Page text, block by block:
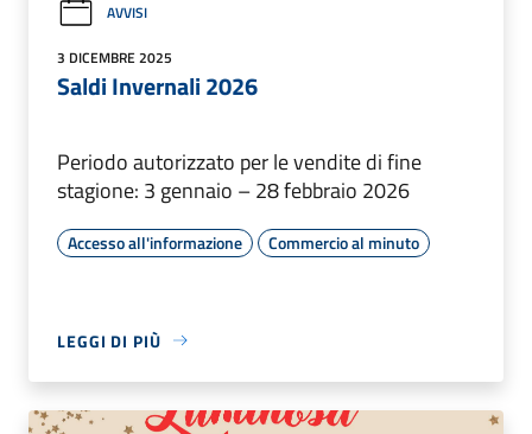
AVVISI
3 DICEMBRE 2025
Saldi Invernali 2026
Periodo autorizzato per le vendite di fine
stagione: 3 gennaio – 28 febbraio 2026
Accesso all'informazione Commercio al minuto
LEGGI DI PIÙ